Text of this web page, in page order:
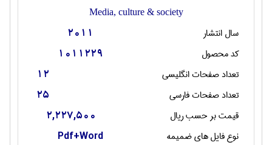
Media, culture & society
سال انتشار 2011
کد محصول 1011229
تعداد صفحات انگليسی 12
تعداد صفحات فارسی 25
قیمت بر حسب ریال 2,227,500
نوع فایل های ضمیمه Pdf+Word